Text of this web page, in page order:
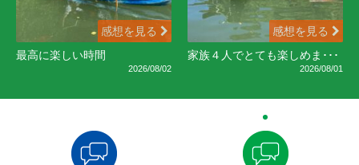
感想を見る
最高に楽しい時間
2026/08/02
感想を見る
家族４人でとても楽しめま･･･
2026/08/01